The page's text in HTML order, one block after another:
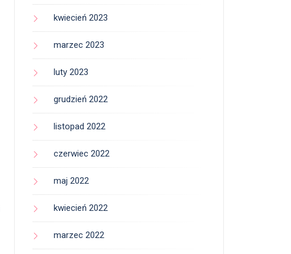
kwiecień 2023
marzec 2023
luty 2023
grudzień 2022
listopad 2022
czerwiec 2022
maj 2022
kwiecień 2022
marzec 2022